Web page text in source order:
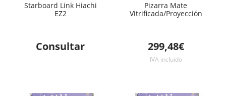
Starboard Link Hiachi
EZ2
Consultar
Pizarra Mate
Vitrificada/Proyección
299,48€
IVA incluido